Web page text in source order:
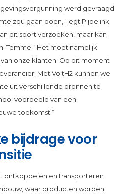
werd gevraagd
zou gaan doen,” legt Pijpelink
dit soort verzoeken, maar kan
Temme: “Het moet namelijk
onze klanten. Op dit moment
Met VoltH2 kunnen we
uit verschillende bronnen te
voorbeeld van een
toekomst.”
bijdrage voor
ontkoppelen en transporteren
waar producten worden